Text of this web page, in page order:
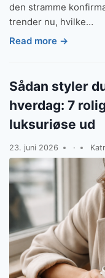
den stramme
trender nu, hvilke…
Read more →
Sådan styler
hverdag: 7
luksuriøse ud
23. juni 2026 ·